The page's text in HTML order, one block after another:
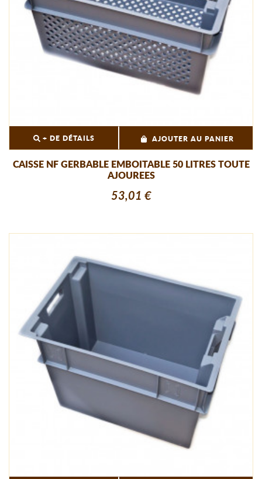
+ DE DÉTAILS AJOUTER AU PANIER
CAISSE NF GERBABLE EMBOITABLE 50 LITRES TOUTE
AJOUREES
53,01 €